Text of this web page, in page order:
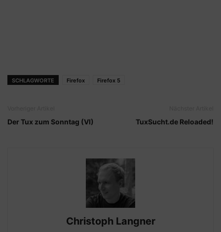
SCHLAGWORTE Firefox Firefox 5
Der Tux zum Sonntag (VI) TuxSucht.de Reloaded!
Christoph Langner